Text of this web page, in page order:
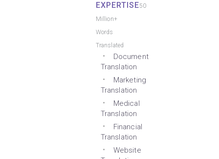
EXPERTISE50
Million+
Words
Translated
Document
Translation
Marketing
Translation
Medical
Translation
Financial
Translation
Website